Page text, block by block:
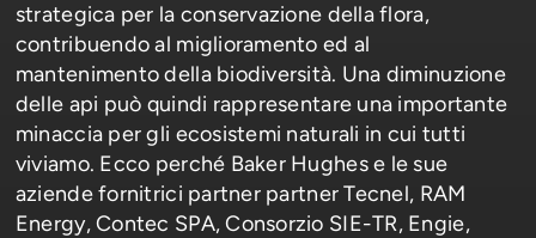
strategica per la conservazione della flora,
contribuendo al miglioramento ed al
mantenimento della biodiversità. Una diminuzione
delle api può quindi rappresentare una importante
minaccia per gli ecosistemi naturali in cui tutti
viviamo. Ecco perché Baker Hughes e le sue
aziende fornitrici partner partner Tecnel, RAM
Energy, Contec SPA, Consorzio SIE-TR, Engie,